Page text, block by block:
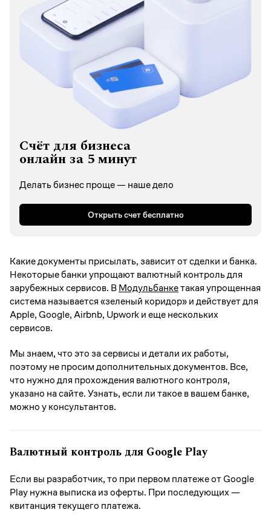
Счёт для бизнеса
онлайн за 5 минут
Делать бизнес проще — наше дело
Открыть счет бесплатно
Какие документы присылать, зависит от сделки и банка.
Некоторые банки упрощают валютный контроль для
зарубежных сервисов. ВМодульбанкетакая упрощенная
система называется «зеленый коридор» и действует для
Apple, Google, Airbnb, Upwork и еще нескольких
сервисов.
Мы знаем, что это за сервисы и детали их работы,
поэтому не просим дополнительных документов. Все,
что нужно для прохождения валютного контроля,
указано на сайте. Узнать, если ли такое в вашем банке,
можно у консультантов.
Валютный контроль для Google Play
Если вы разработчик, то при первом платеже от Google
Play нужна выписка из оферты. При последующих —
квитанция текущего платежа.